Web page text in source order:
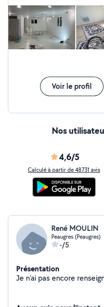
Voir le profil
Nos
4,6/5
Calculé à partir de 48731 avis
René MOULIN
Peaugres (Peaugres)
-/5
Présentation